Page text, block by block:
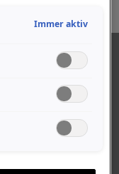
Immer aktiv